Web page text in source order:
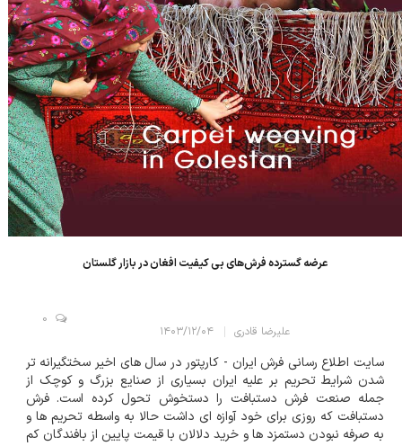
عرضه گسترده فرش‌های بی کیفیت افغان در بازار گلستان
علیرضا قادری ۱۴۰۳/۱۲/۰۴
0
سایت اطلاع رسانی فرش ایران - کارپتور در سال های اخیر سختگیرانه تر
شدن شرایط تحریم بر علیه ایران بسیاری از صنایع بزرگ و کوچک از
جمله صنعت فرش دستبافت را دستخوش تحول کرده است. فرش
دستبافت که روزی برای خود آوازه ای داشت حالا به واسطه تحریم ها و
به صرفه نبودن دستمزد ها و خرید دلالان با قیمت پایین از بافندگان کم